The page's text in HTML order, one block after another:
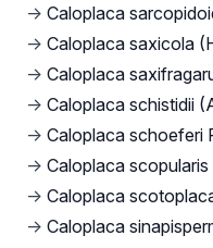
→ Caloplaca
→ Caloplaca saxicola
→ Caloplaca
→ Caloplaca schistidii
→ Caloplaca schoeferi
→ Caloplaca
→ Caloplaca
→ Caloplaca